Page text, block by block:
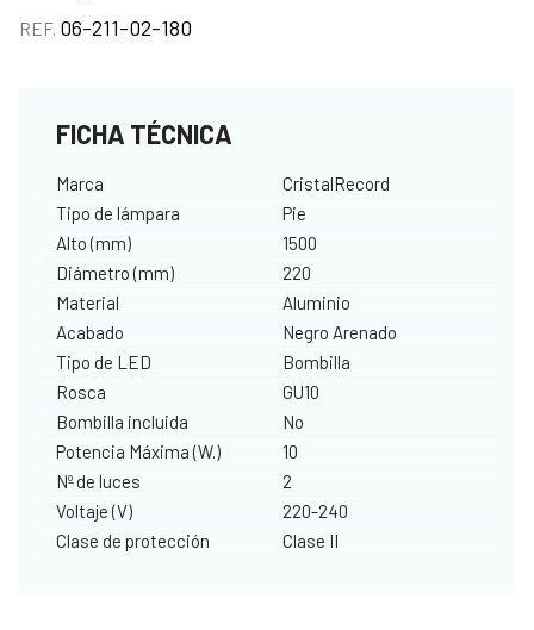
REF. 06-211-02-180
FICHA TÉCNICA
Marca
CristalRecord
Tipo de lámpara
Pie
Alto (mm)
1500
Diámetro (mm)
220
Material
Aluminio
Acabado
Negro Arenado
Tipo de LED
Bombilla
Rosca
GU10
Bombilla incluida
No
Potencia Máxima (W.)
10
Nº de luces
2
Voltaje (V)
220-240
Clase de protección
Clase II